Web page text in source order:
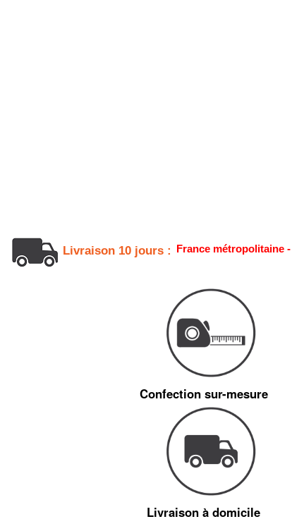
Livraison 10 jours : France métropolitaine
Confection sur-mesure
Livraison à domicile